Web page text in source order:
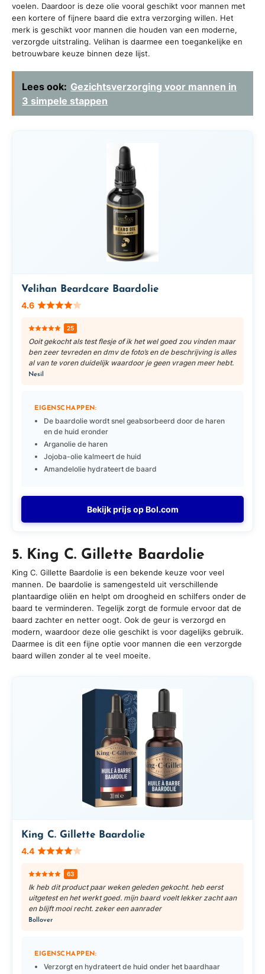
voelen. Daardoor is deze olie vooral geschikt voor mannen met
een kortere of fijnere baard die extra verzorging willen. Het
merk is geschikt voor mannen die houden van een moderne,
verzorgde uitstraling. Velihan is daarmee een toegankelijke en
betrouwbare keuze binnen deze lijst.
Lees ook: Gezichtsverzorging voor mannen in
3 simpele stappen
Velihan Beardcare Baardolie
4.6
25
Ooit gekocht als test flesje of ik het wel goed zou vinden maar
ben zeer tevreden en dmv de foto’s en de beschrijving is alles
al van te voren duidelijk waardoor je geen vragen meer hebt.
Nesil
EIGENSCHAPPEN:
De baardolie wordt snel geabsorbeerd door de haren
en de huid eronder
Arganolie de haren
Jojoba-olie kalmeert de huid
Amandelolie hydrateert de baard
Bekijk prijs op Bol.com
5. King C. Gillette Baardolie
King C. Gillette Baardolie is een bekende keuze voor veel
mannen. De baardolie is samengesteld uit verschillende
plantaardige oliën en helpt om droogheid en schilfers onder de
baard te verminderen. Tegelijk zorgt de formule ervoor dat de
baard zachter en netter oogt. Ook de geur is verzorgd en
modern, waardoor deze olie geschikt is voor dagelijks gebruik.
Daarmee is dit een fijne optie voor mannen die een verzorgde
baard willen zonder al te veel moeite.
King C. Gillette Baardolie
4.4
63
Ik heb dit product paar weken geleden gekocht. heb eerst
uitgetest en het werkt goed. mijn baard voelt lekker zacht aan
en blijft mooi recht. zeker een aanrader
Bollover
EIGENSCHAPPEN:
Verzorgt en hydrateert de huid onder het baardhaar